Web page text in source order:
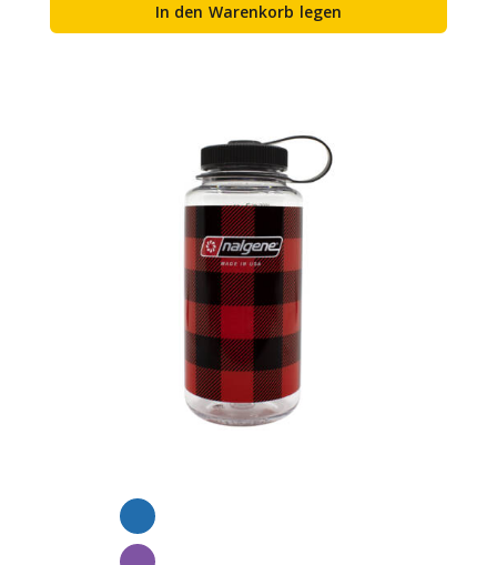
In den Warenkorb legen